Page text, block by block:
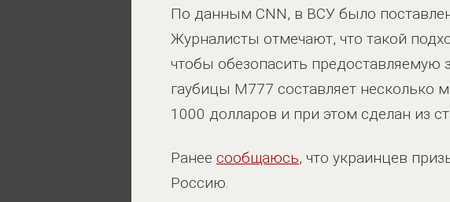
По данным CNN, в ВСУ было
Журналисты отмечают, что такой
чтобы обезопасить предоставляемую
гаубицы M777 составляет несколько
1000 долларов и при этом сделан из
Ранее сообщаюсь, что украинцев
Россию.